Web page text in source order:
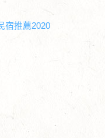
宿推薦2020